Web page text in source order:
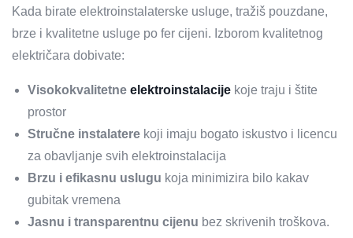
Kada birate elektroinstalaterske usluge, tražiš pouzdane,
brze i kvalitetne usluge po fer cijeni. Izborom kvalitetnog
električara dobivate:
Visokokvalitetne elektroinstalacije koje traju i štite
prostor
Stručne instalatere koji imaju bogato iskustvo i licencu
za obavljanje svih elektroinstalacija
Brzu i efikasnu uslugu koja minimizira bilo kakav
gubitak vremena
Jasnu i transparentnu cijenu bez skrivenih troškova.